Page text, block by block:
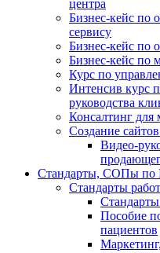
центра
Бизнес-кейс по
сервису
Бизнес-кейс по
Бизнес-кейс по
Курс по
Интенсив курс
руководства
Консалтинг для
Создание
Видео-
Стандарты, СОПы
Стандарты
Пособие
пациентов